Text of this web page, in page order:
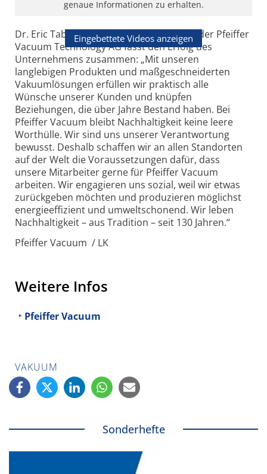
genaue Informationen zu erhalten.
Eingebettete Videos anzeigen
Dr. Eric Taberlet, Vorstandsvorsitzender der Pfeiffer
Vacuum Technology AG fasst den Erfolg des
Unternehmens zusammen: „Mit unseren
langlebigen Produkten und maßgeschneiderten
Vakuumlösungen erfüllen wir praktisch alle
Wünsche unserer Kunden und knüpfen
Beziehungen, die über Jahre Bestand haben. Bei
Pfeiffer Vacuum bleibt Nachhaltigkeit keine leere
Worthülle. Wir sind uns unserer Verantwortung
bewusst. Deshalb schaffen wir an allen Standorten
auf der Welt die Voraussetzungen dafür, dass
unsere Mitarbeiter gerne für Pfeiffer Vacuum
arbeiten. Wir engagieren uns sozial, weil wir etwas
zurückgeben möchten und produzieren möglichst
energieeffizient und umweltschonend. Wir leben
Nachhaltigkeit – aus Tradition – seit 130 Jahren.“
Pfeiffer Vacuum / LK
Weitere Infos
Pfeiffer Vacuum
VAKUUM
Sonderhefte